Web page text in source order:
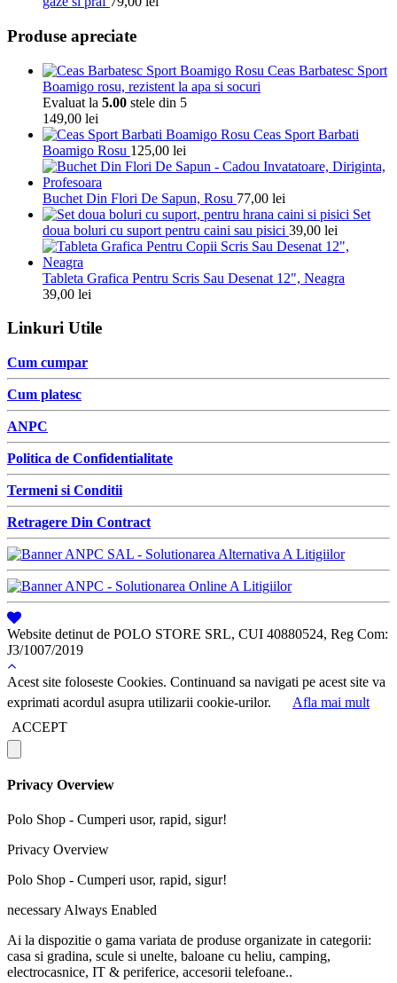
Produse apreciate
Ceas Barbatesc Sport
Boamigo rosu, rezistent la apa si socuri
Evaluat la 5.00 stele din 5
149,00 lei
Ceas Sport Barbati
Boamigo Rosu 125,00 lei
Buchet Din Flori De Sapun, Rosu 77,00 lei
Set
doua boluri cu suport pentru caini sau pisici 39,00 lei
Tableta Grafica Pentru Scris Sau Desenat 12", Neagra
39,00 lei
Linkuri Utile
Cum cumpar
Cum platesc
ANPC
Politica de Confidentialitate
Termeni si Conditii
Retragere Din Contract
Website detinut de POLO STORE SRL, CUI 40880524, Reg Com:
J3/1007/2019
Acest site foloseste Cookies. Continuand sa navigati pe acest site va
exprimati acordul asupra utilizarii cookie-urilor.
Afla mai mult
ACCEPT
Privacy Overview
Polo Shop - Cumperi usor, rapid, sigur!
Privacy Overview
Polo Shop - Cumperi usor, rapid, sigur!
necessaryAlways Enabled
Ai la dispozitie o gama variata de produse organizate in categorii:
casa si gradina, scule si unelte, baloane cu heliu, camping,
electrocasnice, IT & periferice, accesorii telefoane..